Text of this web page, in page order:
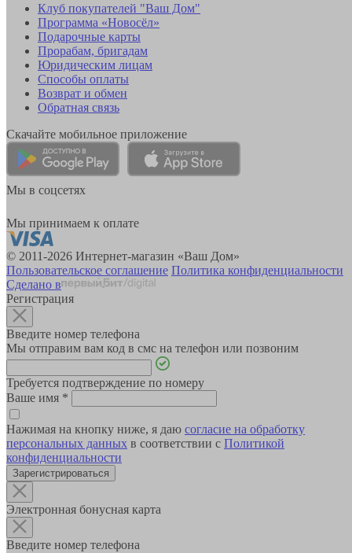
Клуб покупателей "Ваш Дом"
Программа «Новосёл»
Подарочные карты
Прорабам, бригадам
Юридическим лицам
Способы оплаты
Возврат и обмен
Обратная связь
Скачайте мобильное приложение
Мы в соцсетях
Мы принимаем к оплате
© 2011-2026 Интернет-магазин «Ваш Дом»
Пользовательское соглашение Политика конфиденциальности
Сделано в
Регистрация
Введите номер телефона
Мы отправим вам код в смс на телефон или позвоним
Требуется подтверждение по номеру
Ваше имя *
Нажимая на кнопку ниже, я даю согласие на обработку
персональных данных в соответствии с Политикой
конфиденциальности
Зарегистрироваться
Электронная бонусная карта
Введите номер телефона